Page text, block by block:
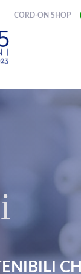
CORD-ON SHOP